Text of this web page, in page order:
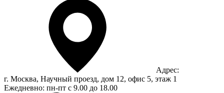
Адрес:
г. Москва, Научный проезд, дом 12, офис 5, этаж 1
Ежедневно: пн-пт с 9.00 до 18.00